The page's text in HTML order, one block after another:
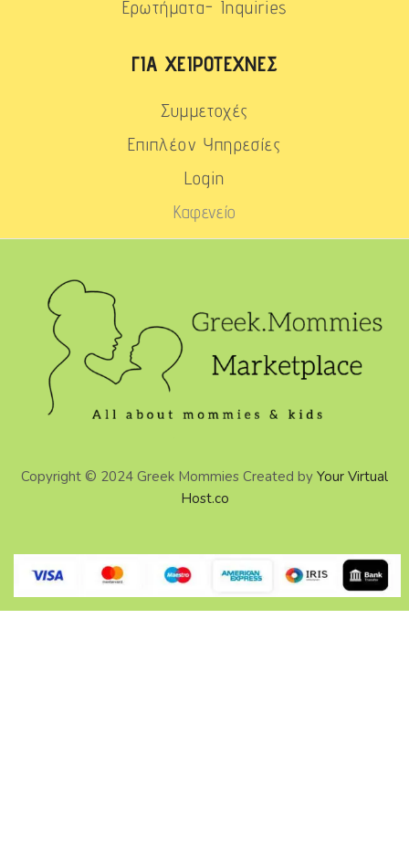
Ερωτήματα- Inquiries
ΓΙΑ ΧΕΙΡΟΤΈΧΝΕΣ
Συμμετοχές
Επιπλέον Υπηρεσίες
Login
Καφενείο
Copyright © 2024 Greek Mommies Created by Your Virtual
Host.co